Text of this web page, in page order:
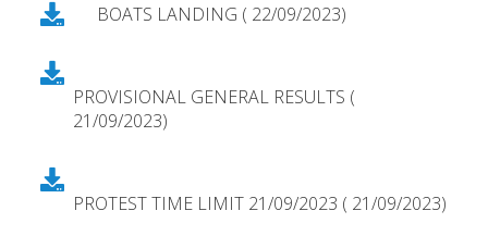
BOATS LANDING ( 22/09/2023)
PROVISIONAL GENERAL RESULTS (
21/09/2023)
PROTEST TIME LIMIT 21/09/2023 ( 21/09/2023)